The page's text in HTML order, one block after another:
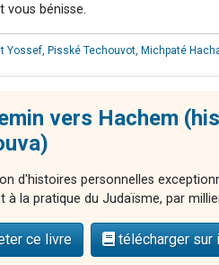
vous bénisse.
Yossef Pisské Techouvot Michpaté
vers Hachem
d'histoires personnelles
à la pratique du Judaïsme, par
ce livre télécharger sur